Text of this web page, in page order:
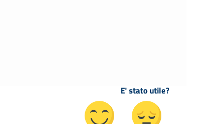
E' stato utile?